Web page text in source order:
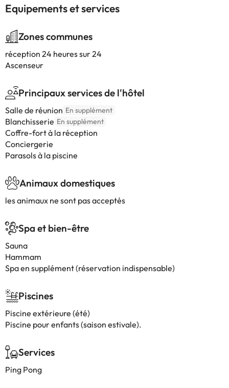
Equipements et services
Zones communes
réception 24 heures sur 24
Ascenseur
Principaux services de l'hôtel
Salle de réunion En supplément
Blanchisserie En supplément
Coffre-fort à la réception
Conciergerie
Parasols à la piscine
Animaux domestiques
les animaux ne sont pas acceptés
Spa et bien-être
Sauna
Hammam
Spa en supplément (réservation indispensable)
Piscines
Piscine extérieure (été)
Piscine pour enfants (saison estivale).
Services
Ping Pong